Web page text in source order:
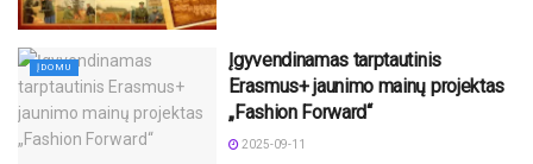
ĮDOMU
Įgyvendinamas tarptautinis
Erasmus+ jaunimo mainų projektas
„Fashion Forward“
2025-09-11